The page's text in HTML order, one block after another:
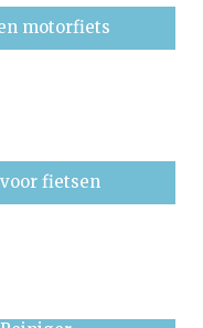
motorfiets
fietsen